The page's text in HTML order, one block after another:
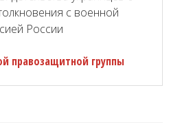
с военной
России
правозащитной группы